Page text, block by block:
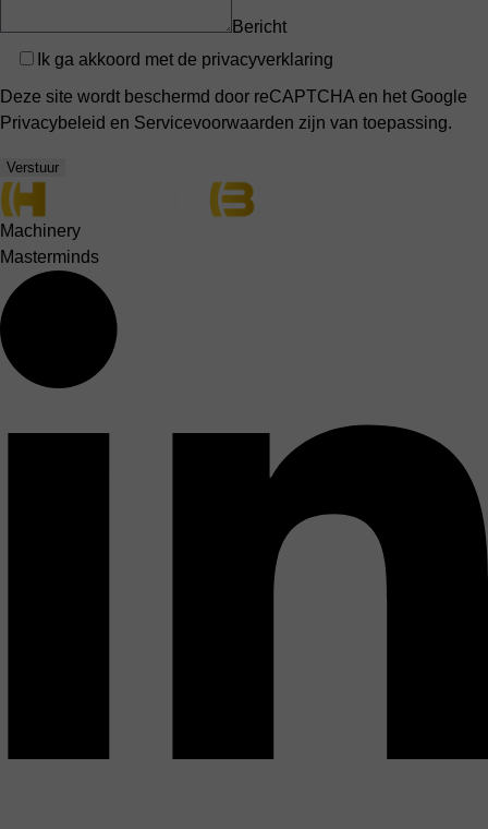
Bericht
Privacy
Ik ga akkoord met de privacyverklaring
Deze site wordt beschermd door reCAPTCHA en het Google
Privacybeleid en Servicevoorwaarden zijn van toepassing.
Verstuur
Machinery
Masterminds